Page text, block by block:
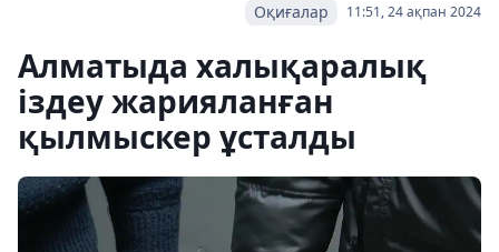
11:51, 24 ақпан 2024
Оқиғалар
Алматыда халықаралық
іздеу жарияланған
қылмыскер ұсталды